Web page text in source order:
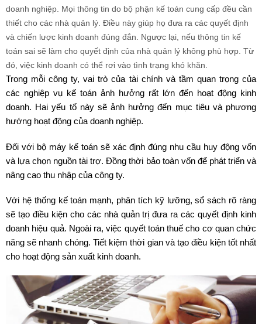
doanh nghiệp. Mọi thông tin do bộ phận kế toán cung cấp đều cần
thiết cho các nhà quản lý. Điều này giúp họ đưa ra các quyết định
và chiến lược kinh doanh đúng đắn. Ngược lại, nếu thông tin kế
toán sai sẽ làm cho quyết định của nhà quản lý không phù hợp. Từ
đó, việc kinh doanh có thể rơi vào tình trạng khó khăn.
Trong mỗi công ty, vai trò của tài chính và tầm quan trọng của
các nghiệp vụ kế toán ảnh hưởng rất lớn đến hoạt động kinh
doanh. Hai yếu tố này sẽ ảnh hưởng đến mục tiêu và phương
hướng hoạt động của doanh nghiệp.
Đối với bộ máy kế toán sẽ xác định đúng nhu cầu huy động vốn
và lựa chọn nguồn tài trợ. Đồng thời bảo toàn vốn để phát triển và
nâng cao thu nhập của công ty.
Với hệ thống kế toán mạnh, phân tích kỹ lưỡng, sổ sách rõ ràng
sẽ tạo điều kiện cho các nhà quản trị đưa ra các quyết định kinh
doanh hiệu quả. Ngoài ra, việc quyết toán thuế cho cơ quan chức
năng sẽ nhanh chóng. Tiết kiệm thời gian và tạo điều kiện tốt nhất
cho hoạt động sản xuất kinh doanh.